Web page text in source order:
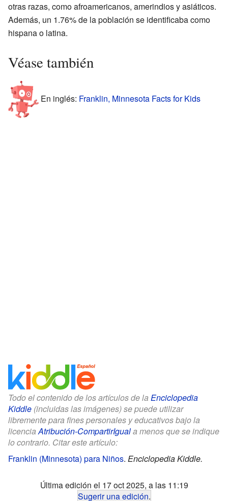
otras razas, como afroamericanos, amerindios y asiáticos.
Además, un 1.76% de la población se identificaba como
hispana o latina.
Véase también
En inglés: Franklin, Minnesota Facts for Kids
Todo el contenido de los artículos de la Enciclopedia
Kiddle (incluidas las imágenes) se puede utilizar
libremente para fines personales y educativos bajo la
licenciaAtribución-CompartirIguala menos que se indique
lo contrario. Citar este artículo:
Franklin (Minnesota) para Niños. Enciclopedia Kiddle.
Última edición el 17 oct 2025, a las 11:19
Sugerir una edición.